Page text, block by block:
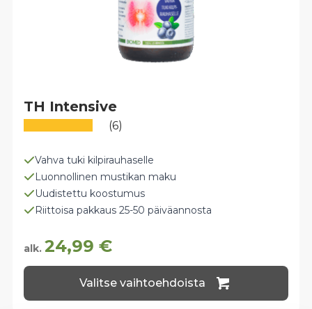
Vahva tuki kilpirauhaselle
Luonnollinen mustikan maku
Uudistettu koostumus
Riittoisa pakkaus 25-50 päiväannosta
alk. 24,99€
TH Intensive
(6)
Valitse vaihtoehdoista
Tällä
tuotteella
on